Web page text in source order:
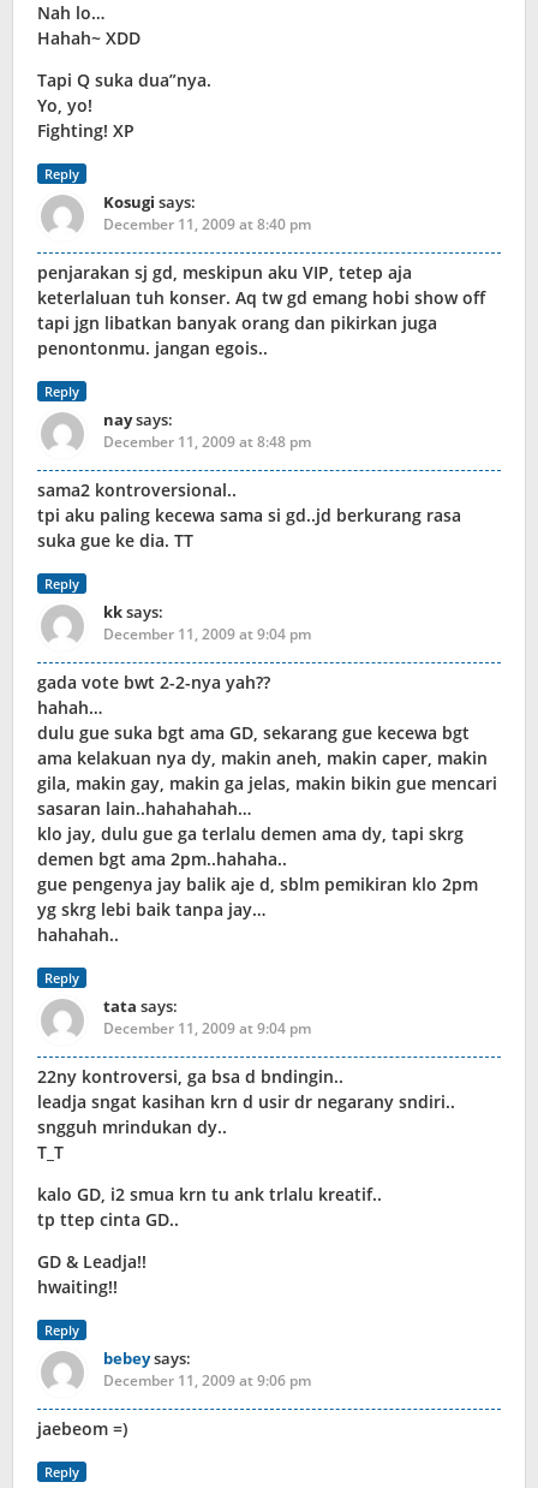
Nah lo…
Hahah~ XDD
Tapi Q suka dua”nya.
Yo, yo!
Fighting! XP
Reply
Kosugi says:
December 11, 2009 at 8:40 pm
penjarakan sj gd, meskipun aku VIP, tetep aja
keterlaluan tuh konser. Aq tw gd emang hobi show off
tapi jgn libatkan banyak orang dan pikirkan juga
penontonmu. jangan egois..
Reply
naysays:
December 11, 2009 at 8:48 pm
sama2 kontroversional..
tpi aku paling kecewa sama si gd..jd berkurang rasa
suka gue ke dia. TT
Reply
kksays:
December 11, 2009 at 9:04 pm
gada vote bwt 2-2-nya yah??
hahah…
dulu gue suka bgt ama GD, sekarang gue kecewa bgt
ama kelakuan nya dy, makin aneh, makin caper, makin
gila, makin gay, makin ga jelas, makin bikin gue mencari
sasaran lain..hahahahah…
klo jay, dulu gue ga terlalu demen ama dy, tapi skrg
demen bgt ama 2pm..hahaha..
gue pengenya jay balik aje d, sblm pemikiran klo 2pm
yg skrg lebi baik tanpa jay…
hahahah..
Reply
tata says:
December 11, 2009 at 9:04 pm
22ny kontroversi, ga bsa d bndingin..
leadja sngat kasihan krn d usir dr negarany sndiri..
sngguh mrindukan dy..
T_T
kalo GD, i2 smua krn tu ank trlalu kreatif..
tp ttep cinta GD..
GD & Leadja!!
hwaiting!!
Reply
bebeysays:
December 11, 2009 at 9:06 pm
jaebeom =)
Reply